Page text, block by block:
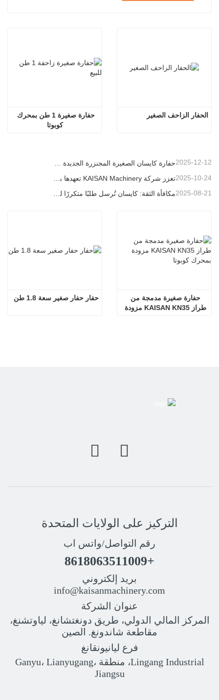
كوبوتا
الحفار الزاحف الصغير
2025-12-12
2025-10-24
مكافأة الثقة: كايسان تُرسل طلبًا متكررًا لـ 20 وحدة حفارات إلى شريك برتغالي طويل الأمد 2025-08-21
حفار حفار صغير سعة 1.8 طن
التركيز على الولايات المتحدة
رقم التواصل/واتس اب
+8618063511009
بريد إلكتروني
info@kaisanmachinery.com
عنوان الشركة
المركز المالي الدولي، طريق دونغتشانغ، لياوتشنغ،
مقاطعة شاندونغ. الصين
فرع ليانيونقانغ
Lingang Industrial، منطقة Ganyu، Lianyugang،
Jiangsu